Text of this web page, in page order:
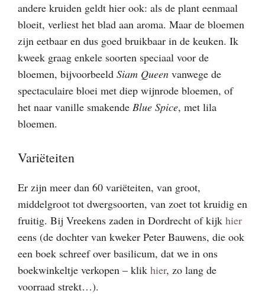
andere kruiden geldt hier ook: als de plant eenmaal
bloeit, verliest het blad aan aroma. Maar de bloemen
zijn eetbaar en dus goed bruikbaar in de keuken. Ik
kweek graag enkele soorten speciaal voor de
bloemen, bijvoorbeeld Siam Queen vanwege de
spectaculaire bloei met diep wijnrode bloemen, of
het naar vanille smakende Blue Spice, met lila
bloemen.
Variëteiten
Er zijn meer dan 60 variëteiten, van groot,
middelgroot tot dwergsoorten, van zoet tot kruidig en
fruitig. Bij Vreekens zaden in Dordrecht of kijk hier
eens (de dochter van kweker Peter Bauwens, die ook
een boek schreef over basilicum, dat we in ons
boekwinkeltje verkopen – klik hier, zo lang de
voorraad strekt…).